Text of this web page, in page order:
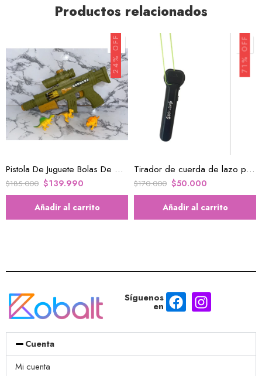
Productos relacionados
24% OFF
Pistola De Juguete Bolas De Gel Diversion Niños
$185.000 $139.990
Añadir al carrito
71% OFF
Tirador de cuerda de lazo perfecto para niños y adultos
$170.000 $50.000
Añadir al carrito
Síguenos
en
Cuenta
Mi cuenta